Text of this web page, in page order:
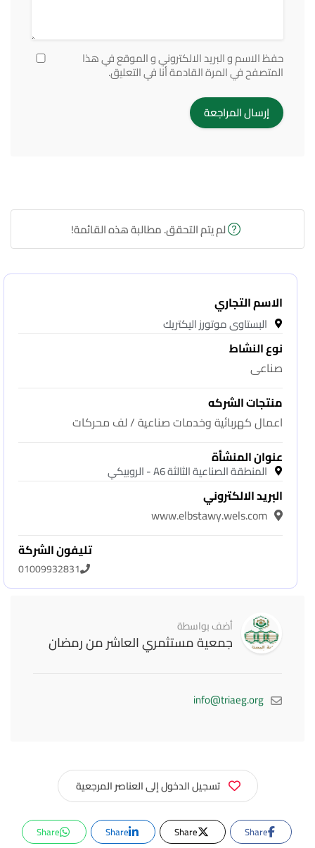
حفظ الاسم و البريد الالكتروني و الموقع في هذا
المتصفح في المرة القادمة أنا في التعليق.
لم يتم التحقق. مطالبة هذه القائمة!
الاسم التجاري
البستاوى موتورز اليكتريك
نوع النشاط
صناعى
منتجات الشركه
اعمال كهربائية وخدمات صناعية / لف محركات
عنوان المنشأة
المنطقة الصناعية الثالثة A6 - الروبيكي
البريد الالكتروني
www.elbstawy.wels.com
تليفون الشركة
01009932831
أضف بواسطة
جمعية مستثمري العاشر من رمضان
info@triaeg.org
تسجيل الدخول إلى العناصر المرجعية
Share
Share
Share
Share